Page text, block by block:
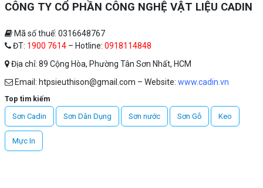
CÔNG TY CỔ PHẦN CÔNG NGHỆ VẬT LIỆU CADIN
Mã số thuế: 0316648767
ĐT: 1900 7614 – Hotline: 0918114848
Địa chỉ: 89 Cộng Hòa, Phường Tân Sơn Nhất, HCM
Email: htpsieuthison@gmail.com – Website: www.cadin.vn
Top tìm kiếm
Sơn Cadin
Sơn Dân Dụng Sơn nước Sơn Gỗ Keo
Mực In